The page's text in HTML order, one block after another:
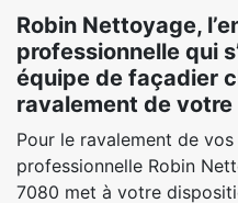
Robin Nettoyage,
professionnelle qui
équipe de façadier
ravalement de
Pour le ravalement de
professionnelle Robin
7080 met à votre